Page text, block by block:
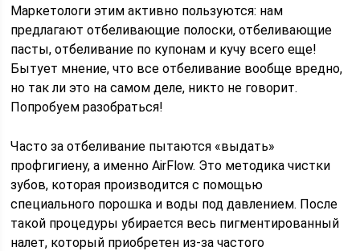
Маркетологи этим активно пользуются: нам
предлагают отбеливающие полоски, отбеливающие
пасты, отбеливание по купонам и кучу всего еще!
Бытует мнение, что все отбеливание вообще вредно,
но так ли это на самом деле, никто не говорит.
Попробуем разобраться!
Часто за отбеливание пытаются «выдать»
профгигиену, а именно AirFlow. Это методика чистки
зубов, которая производится с помощью
специального порошка и воды под давлением. После
такой процедуры убирается весь пигментированный
налет, который приобретен из-за частого